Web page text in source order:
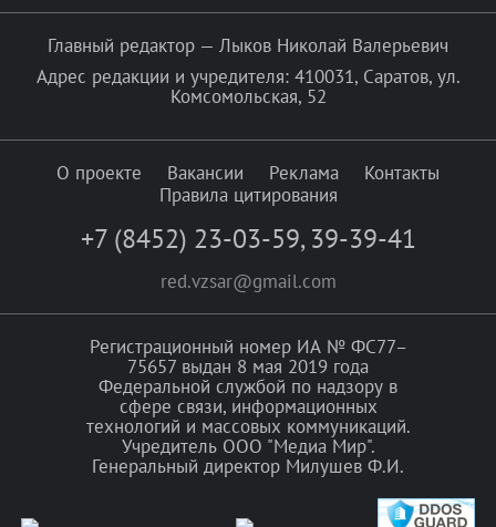
Главный редактор — Лыков Николай Валерьевич
Адрес редакции и учредителя: 410031, Саратов, ул.
Комсомольская, 52
О проекте Вакансии Реклама
Контакты
Правила цитирования
+7 (8452) 23-03-59, 39-39-41
red.vzsar@gmail.com
Регистрационный номер ИА № ФС77–
75657 выдан 8 мая 2019 года
Федеральной службой по надзору в
сфере связи, информационных
технологий и массовых коммуникаций.
Учредитель ООО "Медиа Мир".
Генеральный директор Милушев Ф.И.